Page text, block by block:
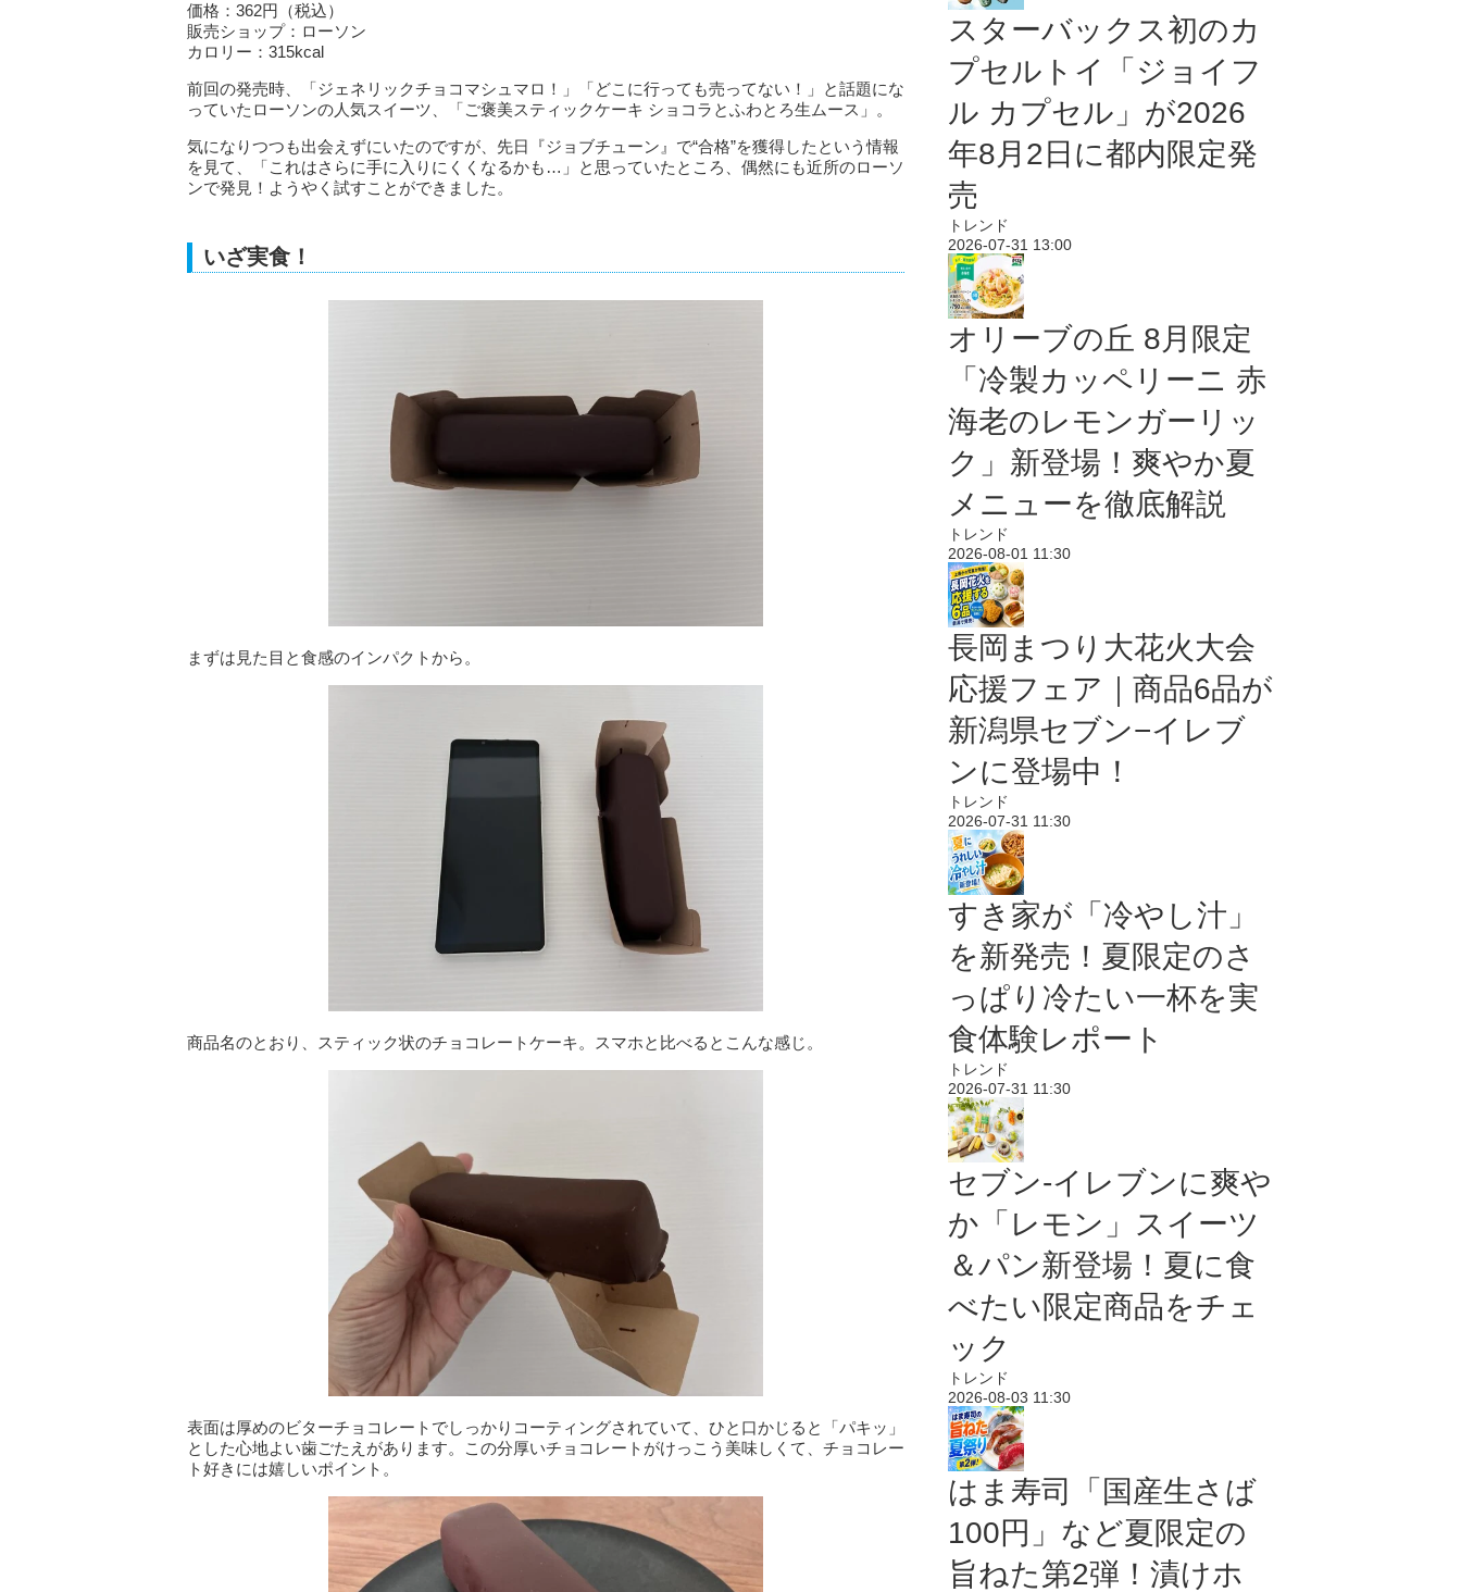
価格：362円（税込）
販売ショップ：ローソン
カロリー：315kcal
前回の発売時、「ジェネリックチョコマシュマロ！」「どこに行っても売ってない！」と話題にな
っていたローソンの人気スイーツ、「ご褒美スティックケーキ ショコラとふわとろ生ムース」。
気になりつつも出会えずにいたのですが、先日『ジョブチューン』で“合格”を獲得したという情報
を見て、「これはさらに手に入りにくくなるかも…」と思っていたところ、偶然にも近所のローソ
ンで発見！ようやく試すことができました。
いざ実食！
まずは見た目と食感のインパクトから。
商品名のとおり、スティック状のチョコレートケーキ。スマホと比べるとこんな感じ。
表面は厚めのビターチョコレートでしっかりコーティングされていて、ひと口かじると「パキッ」
とした心地よい歯ごたえがあります。この分厚いチョコレートがけっこう美味しくて、チョコレー
ト好きには嬉しいポイント。
スターバックス初のカ
プセルトイ「ジョイフ
ル カプセル」が2026
年8月2日に都内限定発
売
トレンド
2026-07-31 13:00
オリーブの丘 8月限定
「冷製カッペリーニ 赤
海老のレモンガーリッ
ク」新登場！爽やか夏
メニューを徹底解説
トレンド
2026-08-01 11:30
長岡まつり大花火大会
応援フェア｜商品6品が
新潟県セブン−イレブ
ンに登場中！
トレンド
2026-07-31 11:30
すき家が「冷やし汁」
を新発売！夏限定のさ
っぱり冷たい一杯を実
食体験レポート
トレンド
2026-07-31 11:30
セブン‐イレブンに爽や
か「レモン」スイーツ
＆パン新登場！夏に食
べたい限定商品をチェ
ック
トレンド
2026-08-03 11:30
はま寿司「国産生さば
100円」など夏限定の
旨ねた第2弾！漬けホ